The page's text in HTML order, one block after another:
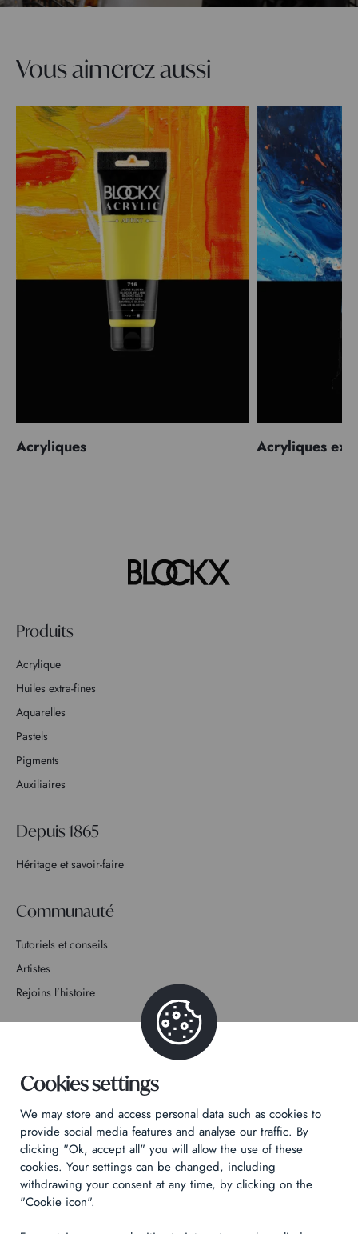
Vous aimerez aussi
Acryliques Acryliques
Produits
Acrylique
Huiles extra-fines
Aquarelles
Pastels
Pigments
Auxiliaires
Depuis 1865
Héritage et savoir-faire
Communauté
Tutoriels et conseils
Artistes
Rejoins l’histoire
Politique de confidentialité
Mentions légales
Technical & Legal informations
Cookies settings
We may store and access personal data such as cookies to
provide social media features and analyse our traffic. By
clicking "Ok, accept all" you will allow the use of these
cookies. Your settings can be changed, including
withdrawing your consent at any time, by clicking on the
"Cookie icon".